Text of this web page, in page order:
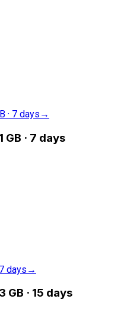
· 7 days →
GB · 7 days
days →
GB · 15 days